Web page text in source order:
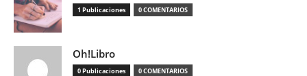
1 Publicaciones 0 COMENTARIOS
Oh!Libro
0 Publicaciones 0 COMENTARIOS